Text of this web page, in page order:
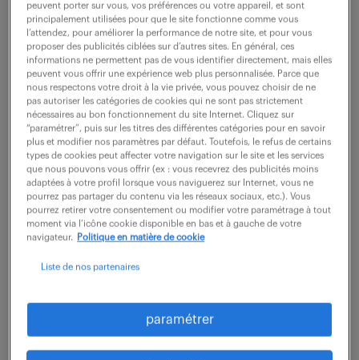
6 août 2026
Marseille 02 (13) intérim
3 mois
24 100 - 27 300 € / an
Quelles perspectives passionnantes vous offrent le
poste de Gestionnaire front office (banque) (F/H) ?
Sous la supervision de l'équipe du Service Client, vos
responsabilités incluent la gestion...
voir l'offre
commercial terrain (f/h)
peuvent porter sur vous, vos préférences ou votre appareil, et sont
principalement utilisées pour que le site fonctionne comme vous
l’attendez, pour améliorer la performance de notre site, et pour vous
proposer des publicités ciblées sur d’autres sites. En général, ces
informations ne permettent pas de vous identifier directement, mais elles
peuvent vous offrir une expérience web plus personnalisée. Parce que
nous respectons votre droit à la vie privée, vous pouvez choisir de ne
pas autoriser les catégories de cookies qui ne sont pas strictement
nécessaires au bon fonctionnement du site Internet. Cliquez sur
“paramétrer”, puis sur les titres des différentes catégories pour en savoir
plus et modifier nos paramètres par défaut. Toutefois, le refus de certains
types de cookies peut affecter votre navigation sur le site et les services
que nous pouvons vous offrir (ex : vous recevrez des publicités moins
adaptées à votre profil lorsque vous naviguerez sur Internet, vous ne
pourrez pas partager du contenu via les réseaux sociaux, etc.). Vous
pourrez retirer votre consentement ou modifier votre paramétrage à tout
moment via l’icône cookie disponible en bas et à gauche de votre
navigateur.
Politique en matière de cookie
Liste de nos partenaires
paramétrer